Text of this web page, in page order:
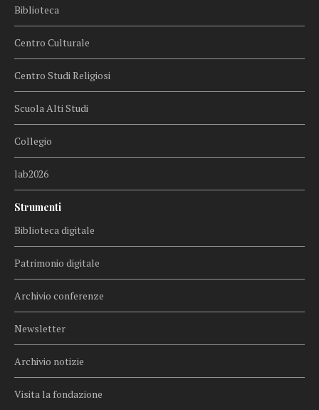
Biblioteca
Centro Culturale
Centro Studi Religiosi
Scuola Alti Studi
Collegio
lab2026
Strumenti
Biblioteca digitale
Patrimonio digitale
Archivio conferenze
Newsletter
Archivio notizie
Visita la fondazione